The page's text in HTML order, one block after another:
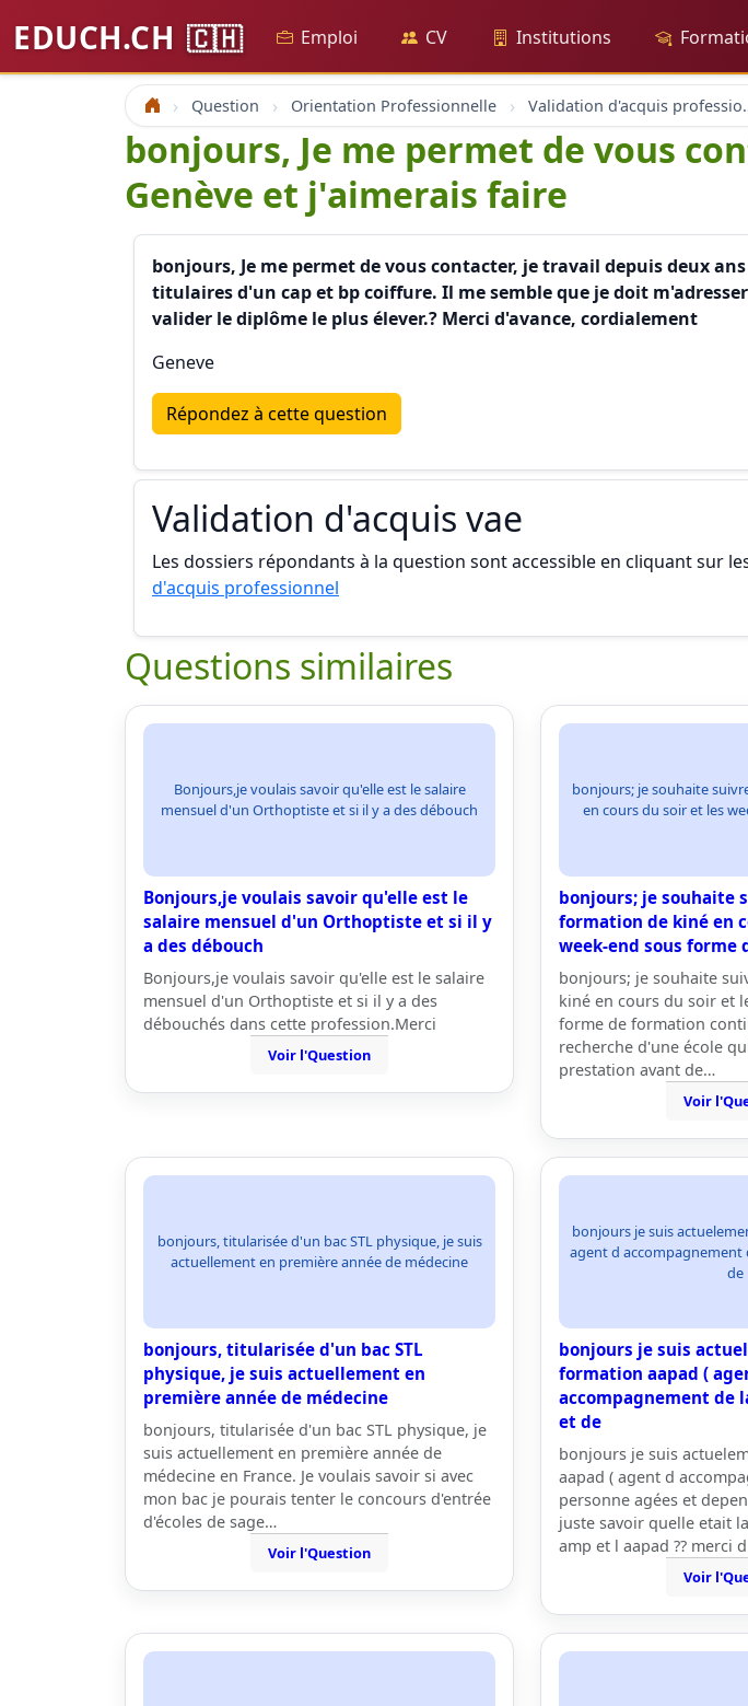
EDUCH.CH 🇨🇭 Emploi CV Institutions
Accueil Question Orientation Professionnelle
bonjours, Je me permet de vous
Genève et j'aimerais faire
bonjours, Je me permet de vous contacter, je travail depuis deux
titulaires d'un cap et bp coiffure. Il me semble que je doit
valider le diplôme le plus élever.? Merci d'avance, cordialement
Geneve
Répondez à cette question
Validation d'acquis vae
Les dossiers répondants à la question sont accessible en cliquant sur
d'acquis professionnel
Questions similaires
Bonjours,je voulais savoir qu'elle est le salaire
mensuel d'un Orthoptiste et si il y a des débouch
Bonjours,je voulais savoir qu'elle est le
salaire mensuel d'un Orthoptiste et si il y
a des débouch
Bonjours,je voulais savoir qu'elle est le salaire
mensuel d'un Orthoptiste et si il y a des
débouchés dans cette profession.Merci
Voir l'Question
bonjours; je souhaite
en cours du soir et les
bonjours; je souhaite
formation de kiné en
week-end sous forme
bonjours; je souhaite
kiné en cours du soir et
forme de formation
recherche d'une école
prestation avant de…
Voir
bonjours, titularisée d'un bac STL physique, je suis
actuellement en première année de médecine
bonjours, titularisée d'un bac STL
physique, je suis actuellement en
première année de médecine
bonjours, titularisée d'un bac STL physique, je
suis actuellement en première année de
médecine en France. Je voulais savoir si avec
mon bac je pourais tenter le concours d'entrée
d'écoles de sage…
Voir l'Question
bonjours je suis
agent d accompagnement
de
bonjours je suis
formation aapad (
accompagnement de
et de
bonjours je suis
aapad ( agent d
personne agées et
juste savoir quelle etait
amp et l aapad ?? merci
Voir